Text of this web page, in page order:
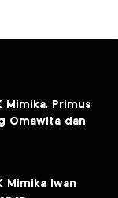
Mimika, Primus
Omawita dan
Mimika Iwan